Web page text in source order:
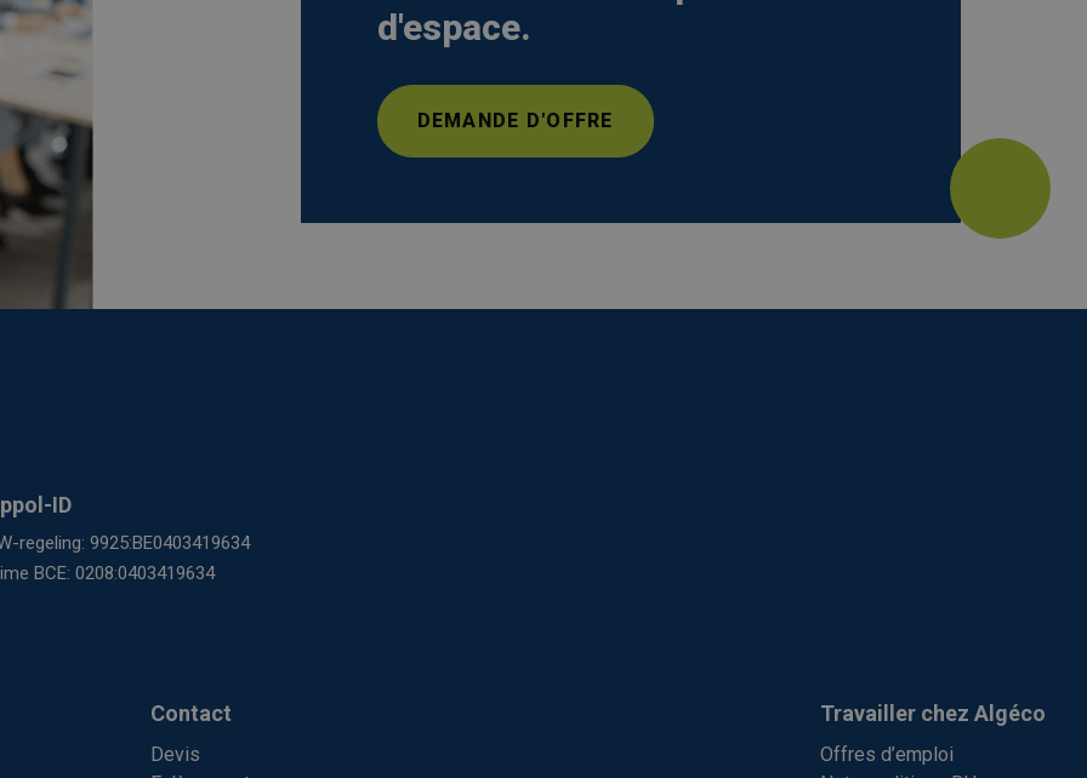
d'espace.
DEMANDE D'OFFRE
ID
regeling: 9925:BE0403419634
BCE: 0208:0403419634
Contact
Devis
Travailler chez Algéco
Offres d’emploi